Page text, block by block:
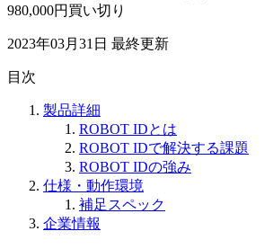
980,000円買い切り
2023年03月31日 最終更新
目次
製品詳細
ROBOT IDとは
ROBOT IDで解決する課題
ROBOT IDの強み
仕様・動作環境
補足スペック
企業情報